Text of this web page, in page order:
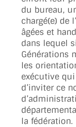
du bureau,
chargé(e) de
âgées et
dans lequel
Générations
les
exécutive
d’inviter ce
la fédération.